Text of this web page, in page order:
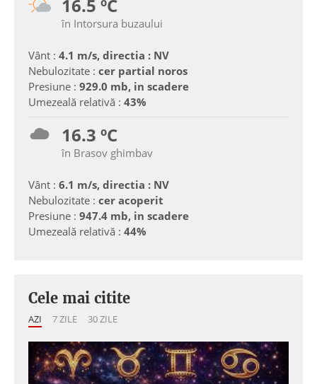
16.5 ºC
în Intorsura buzaului
Vânt : 4.1 m/s, directia : NV
Nebulozitate : cer partial noros
Presiune : 929.0 mb, in scadere
Umezeală relativă : 43%
16.3 ºC
în Brasov ghimbav
Vânt : 6.1 m/s, directia : NV
Nebulozitate : cer acoperit
Presiune : 947.4 mb, in scadere
Umezeală relativă : 44%
Cele mai citite
AZI 7 ZILE 30 ZILE